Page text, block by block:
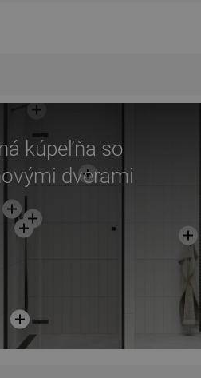
kúpeľňa so
dverami